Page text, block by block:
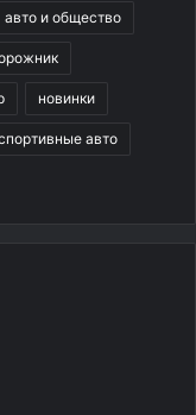
авто и общество
новинки
авто